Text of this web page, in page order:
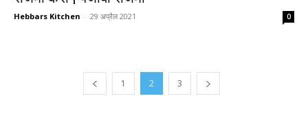
Hebbars Kitchen - 29 अप्रैल 2021 0
1 2 3